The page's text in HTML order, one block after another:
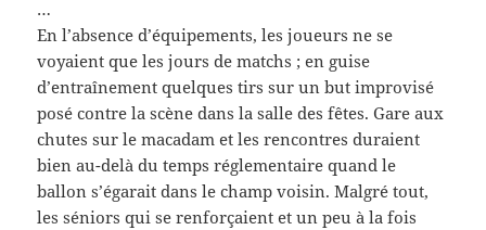
…
En l’absence d’équipements, les joueurs ne se
voyaient que les jours de matchs ; en guise
d’entraînement quelques tirs sur un but improvisé
posé contre la scène dans la salle des fêtes. Gare aux
chutes sur le macadam et les rencontres duraient
bien au-delà du temps réglementaire quand le
ballon s’égarait dans le champ voisin. Malgré tout,
les séniors qui se renforçaient et un peu à la fois